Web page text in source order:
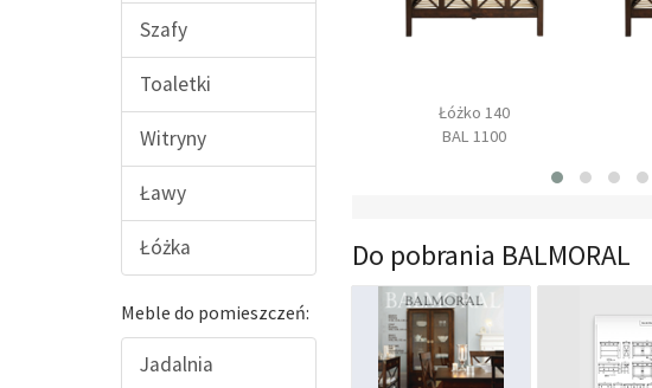
Szafy
Toaletki
Witryny
Ławy
Łóżka
Meble do pomieszczeń:
Jadalnia
Fotel Lincoln
Łóżko 140
BAL 1100
Do pobrania BALMORAL